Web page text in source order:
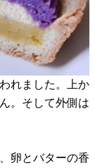
れました。上か
。そして外側は
卵とバターの香